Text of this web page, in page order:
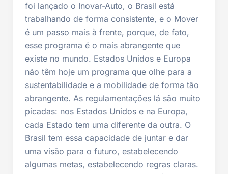
foi lançado o Inovar-Auto, o Brasil está
trabalhando de forma consistente, e o Mover
é um passo mais à frente, porque, de fato,
esse programa é o mais abrangente que
existe no mundo. Estados Unidos e Europa
não têm hoje um programa que olhe para a
sustentabilidade e a mobilidade de forma tão
abrangente. As regulamentações lá são muito
picadas: nos Estados Unidos e na Europa,
cada Estado tem uma diferente da outra. O
Brasil tem essa capacidade de juntar e dar
uma visão para o futuro, estabelecendo
algumas metas, estabelecendo regras claras.